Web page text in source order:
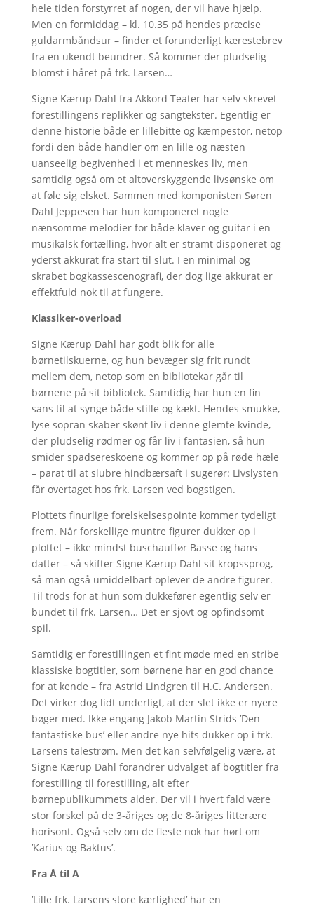
hele tiden forstyrret af nogen, der vil have hjælp.
Men en formiddag – kl. 10.35 på hendes præcise
guldarmbåndsur – finder et forunderligt kærestebrev
fra en ukendt beundrer. Så kommer der pludselig
blomst i håret på frk. Larsen…
Signe Kærup Dahl fra Akkord Teater har selv skrevet
forestillingens replikker og sangtekster. Egentlig er
denne historie både er lillebitte og kæmpestor, netop
fordi den både handler om en lille og næsten
uanseelig begivenhed i et menneskes liv, men
samtidig også om et altoverskyggende livsønske om
at føle sig elsket. Sammen med komponisten Søren
Dahl Jeppesen har hun komponeret nogle
nænsomme melodier for både klaver og guitar i en
musikalsk fortælling, hvor alt er stramt disponeret og
yderst akkurat fra start til slut. I en minimal og
skrabet bogkassescenografi, der dog lige akkurat er
effektfuld nok til at fungere.
Klassiker-overload
Signe Kærup Dahl har godt blik for alle
børnetilskuerne, og hun bevæger sig frit rundt
mellem dem, netop som en bibliotekar går til
børnene på sit bibliotek. Samtidig har hun en fin
sans til at synge både stille og kækt. Hendes smukke,
lyse sopran skaber skønt liv i denne glemte kvinde,
der pludselig rødmer og får liv i fantasien, så hun
smider spadsereskoene og kommer op på røde hæle
– parat til at slubre hindbærsaft i sugerør: Livslysten
får overtaget hos frk. Larsen ved bogstigen.
Plottets finurlige forelskelsespointe kommer tydeligt
frem. Når forskellige muntre figurer dukker op i
plottet – ikke mindst buschauffør Basse og hans
datter – så skifter Signe Kærup Dahl sit kropssprog,
så man også umiddelbart oplever de andre figurer.
Til trods for at hun som dukkefører egentlig selv er
bundet til frk. Larsen… Det er sjovt og opfindsomt
spil.
Samtidig er forestillingen et fint møde med en stribe
klassiske bogtitler, som børnene har en god chance
for at kende – fra Astrid Lindgren til H.C. Andersen.
Det virker dog lidt underligt, at der slet ikke er nyere
bøger med. Ikke engang Jakob Martin Strids ’Den
fantastiske bus’ eller andre nye hits dukker op i frk.
Larsens talestrøm. Men det kan selvfølgelig være, at
Signe Kærup Dahl forandrer udvalget af bogtitler fra
forestilling til forestilling, alt efter
børnepublikummets alder. Der vil i hvert fald være
stor forskel på de 3-åriges og de 8-åriges litterære
horisont. Også selv om de fleste nok har hørt om
’Karius og Baktus’.
Fra Å til A
’Lille frk. Larsens store kærlighed’ har en